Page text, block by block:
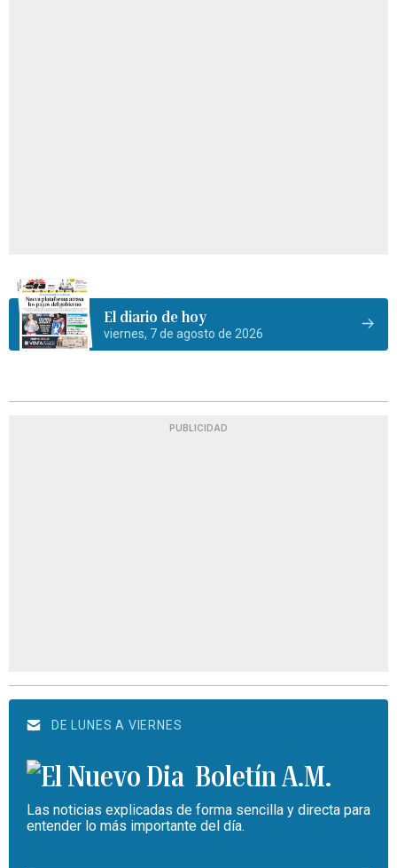
El diario de hoy
viernes, 7 de agosto de 2026
PUBLICIDAD
DE LUNES A VIERNES
Boletín A.M.
Las noticias explicadas de forma sencilla y directa para
entender lo más importante del día.